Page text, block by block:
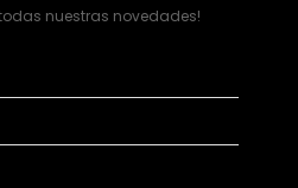
nuestras novedades!